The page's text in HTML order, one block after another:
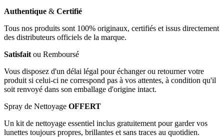
Authentique & Certifié
Tous nos produits sont 100% originaux, certifiés et issus directement
des distributeurs officiels de la marque.
Satisfait ou Remboursé
Vous disposez d'un délai légal pour échanger ou retourner votre
produit si celui-ci ne correspond pas à vos attentes, à condition qu'il
soit renvoyé dans son emballage d'origine intact.
Spray de Nettoyage OFFERT
Un kit de nettoyage essentiel inclus gratuitement pour garder vos
lunettes toujours propres, brillantes et sans traces au quotidien.